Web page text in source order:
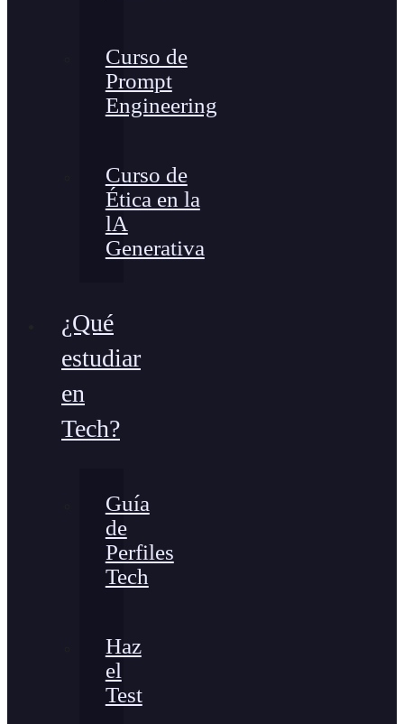
Curso de
Prompt
Engineering
Curso de
Ética en la
lA
Generativa
¿Qué
estudiar
en
Tech?
Guía
de
Perfiles
Tech
Haz
el
Test